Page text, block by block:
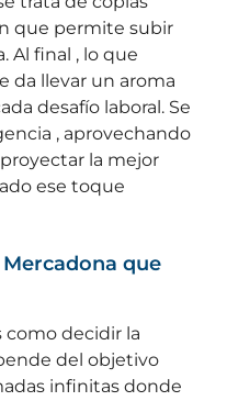
que permite subir
Al final , lo que
da llevar un aroma
desafío laboral. Se
, aprovechando
la mejor
ese toque
que
como decidir la
del objetivo
infinitas donde